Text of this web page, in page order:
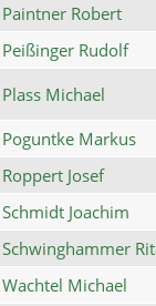
Paintner Robert
Peißinger Rudolf
Plass Michael
Poguntke Markus
Roppert Josef
Schmidt Joachim
Schwinghammer
Wachtel Michael